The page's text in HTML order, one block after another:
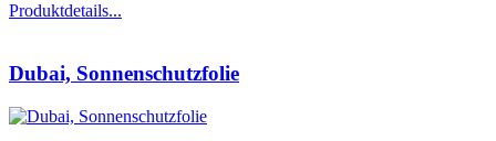
Produktdetails...
Dubai, Sonnenschutzfolie